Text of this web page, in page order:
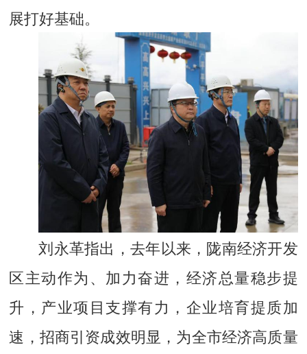
展打好基础。
刘永革指出，去年以来，陇南经济开发
区主动作为、加力奋进，经济总量稳步提
升，产业项目支撑有力，企业培育提质加
速，招商引资成效明显，为全市经济高质量